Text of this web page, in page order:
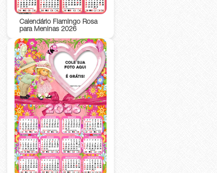
Calendário Flamingo Rosa
para Meninas 2026